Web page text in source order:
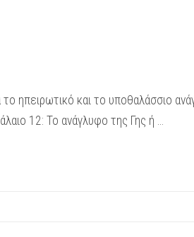
ηπειρωτικό και το υποθαλάσσιο
12: Το ανάγλυφο της Γης ή …